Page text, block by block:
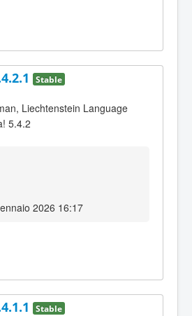
Stable
Liechtenstein Language
5.4.2
2026 16:17
Stable